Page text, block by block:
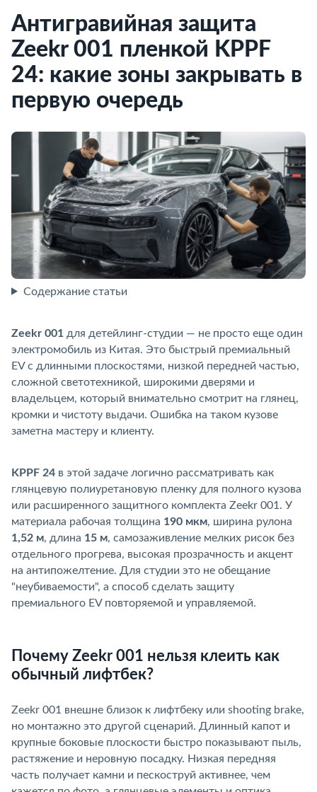
Антигравийная защита
Zeekr 001 пленкой KPPF
24: какие зоны закрывать
первую очередь
Содержание статьи
Zeekr 001 для детейлинг-студии — не просто еще один
электромобиль из Китая. Это быстрый премиальный
EV с длинными плоскостями, низкой передней частью,
сложной светотехникой, широкими дверями и
ладельцем, который внимательно смотрит на глянец,
кромки и чистоту выдачи. Ошибка на таком кузове
заметна мастеру и клиенту.
KPPF 24 этой задаче логично рассматривать как
лянцевую полиуретановую пленку для полного кузова
или расширенного защитного комплекта Zeekr 001. У
материала рабочая толщина 190 мкм, ширина рулона
1,52 м, длина 15 м, самозаживление мелких рисок без
отдельного прогрева, высокая прозрачность и акцент
на антипожелтение. Для студии это не обещание
"неубиваемости", а способ сделать защиту
премиального EV повторяемой и управляемой.
Почему Zeekr 001 нельзя клеить как
обычный лифтбек?
Zeekr 001 внешне близок к лифтбеку или shooting brake,
но монтажно это другой сценарий. Длинный капот и
крупные боковые плоскости быстро показывают пыль,
растяжение и неровную посадку. Низкая передняя
часть получает камни и пескоструй активнее, чем